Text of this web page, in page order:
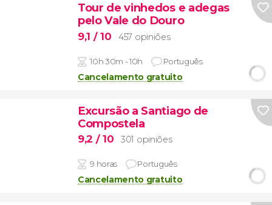
Tour de vinhedos e adegas
pelo Vale do Douro
9,1 / 10 457 opiniões
10h 30m - 10h Português
Cancelamento gratuito
Excursão a Santiago de
Compostela
9,2 / 10 301 opiniões
9 horas Português
Cancelamento gratuito